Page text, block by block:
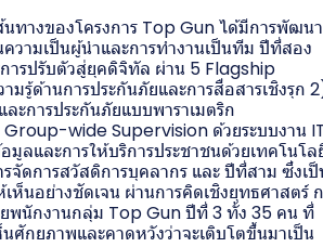
นทางของโครงการ Top Gun ได้มีการพัฒนา
ความเป็นผู้นำและการทำงานเป็นทีม ปีที่สอง
ารปรับตัวสู่ยุคดิจิทัล ผ่าน 5 Flagship
รู้ด้านการประกันภัยและการสื่อสารเชิงรุก
ะการประกันภัยแบบพาราเมตริก
wide Supervision ด้วยระบบงาน
และการให้บริการประชาชนด้วยเทคโนโล
ดการสวัสดิการบุคลากร และ ปีที่สาม ซึ่งเป็
นอย่างชัดเจน ผ่านการคิดเชิงยุทธศาสตร์
ยพนักงานกลุ่ม Top Gun ปีที่ 3 ทั้ง 35 คน ที่
ศักยภาพและคาดหวังว่าจะเติบโตขึ้นมาเป็น